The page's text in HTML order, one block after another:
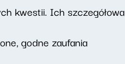
kwestii. Ich szczegółowa
godne zaufania